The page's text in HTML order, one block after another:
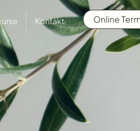
Kontakt Online